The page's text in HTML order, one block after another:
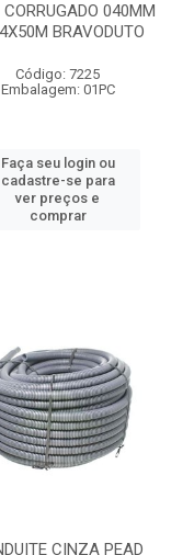
CORRUGADO 040MM
BRAVODUTO
Código: 7225
Embalagem: 01PC
Faça seu login ou
cadastre-se para
ver preços e
comprar
CINZA PEAD